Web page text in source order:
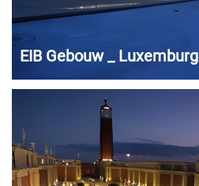
EIB Gebouw _ Luxemburg